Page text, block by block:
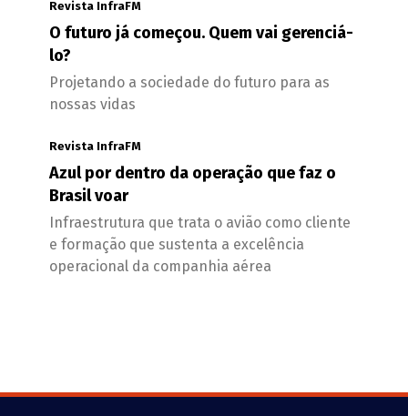
Revista InfraFM
O futuro já começou. Quem vai gerenciá-
lo?
Projetando a sociedade do futuro para as
nossas vidas
Revista InfraFM
Azul por dentro da operação que faz o
Brasil voar
Infraestrutura que trata o avião como cliente
e formação que sustenta a excelência
operacional da companhia aérea